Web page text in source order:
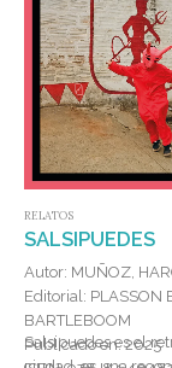
RELATOS
SALSIPUEDES
Autor: MUÑOZ,
Editorial: PLASSON
BARTLEBOOM
Publicado en: 2025
Salsipuedes es el